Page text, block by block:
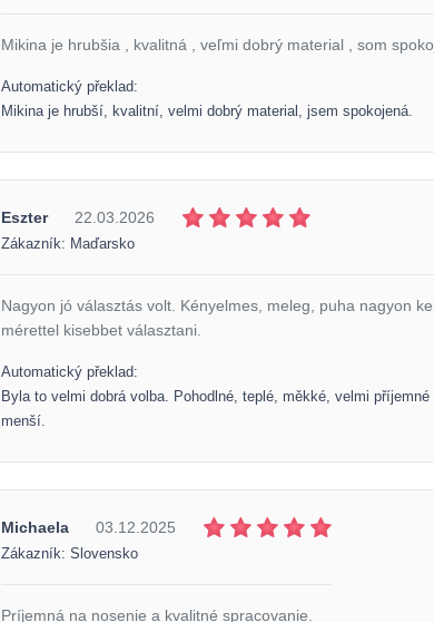
Mikina je hrubšia , kvalitná , veľmi dobrý material , som
Automatický překlad:
Mikina je hrubší, kvalitní, velmi dobrý material, jsem spokojená.
Eszter 22.03.2026
Zákazník: Maďarsko
Nagyon jó választás volt. Kényelmes, meleg, puha nagyon
mérettel kisebbet választani.
Automatický překlad:
Byla to velmi dobrá volba. Pohodlné, teplé, měkké, velmi
menší.
Michaela 03.12.2025
Zákazník: Slovensko
Príjemná na nosenie a kvalitné spracovanie.